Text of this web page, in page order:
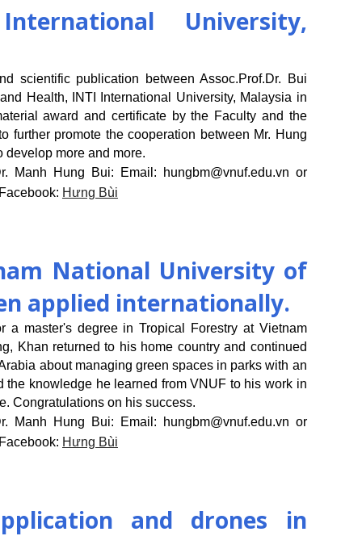
University,
scientific publication between Assoc.Prof.Dr. Bui
Health, INTI International University, Malaysia in
award and certificate by the Faculty and the
further promote the cooperation between Mr. Hung
develop more and more.
Manh Hung Bui: Email: hungbm@vnuf.edu.vn or
Hưng Bùi
National University of
applied internationally.
a master's degree in Tropical Forestry at Vietnam
Khan returned to his home country and continued
about managing green spaces in parks with an
knowledge he learned from VNUF to his work in
Congratulations on his success.
Manh Hung Bui: Email: hungbm@vnuf.edu.vn or
Hưng Bùi
and drones in